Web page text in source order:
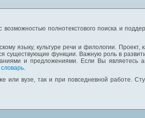
полнотекстового поиска и
языку, культуре речи и филологии. Проект,
существующие функции. Важную роль в
и предложениями. Если Вы являетесь
.
или вузе, так и при повседневной работе.